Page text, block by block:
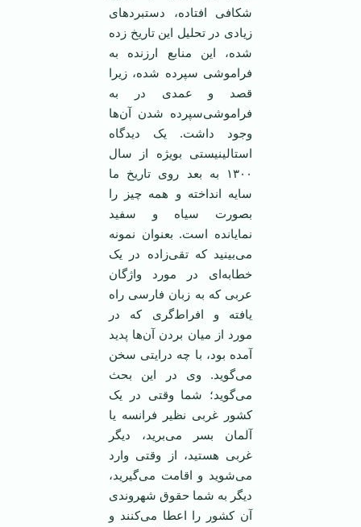
شکافی‌ افتاده‌، دستبردهای‌
زیادی ‌در تحلیل‌ این‌ تاریخ‌ زده‌
شده‌، این‌ منابع‌ ارزنده‌ به‌
فراموشی‌ سپرده‌ شده، زیرا
قصد و عمدی در به‌
فراموشی‌سپرده‌ شدن‌ آن‌ها
وجود داشت‌. یک‌ دیدگاه‌
استالینیستی‌ بویژه‌ از سال‌
۱۳۰۰ به‌ بعد روی‌ تاریخ‌ ما
سایه‌ انداخته‌ و همه‌ چیز را
بصورت‌ سیاه‌ و سفید
نمایانده‌ است‌. بعنوان‌ نمونه‌
می‌بینید که‌ تقی‌زاده‌ در یک‌
خطا‌به‌ای‌ در مورد واژگان‌
عربی‌ که‌ به‌ زبان‌ فارسی‌ راه‌
یافته‌ و افراط‌گری که‌ در
مورد از میان‌ بردن‌ آن‌ها پدید
آمده‌ بود، با چه‌ درایتی‌ سخن‌
می‌گوید. وی‌ در این‌ بحث‌
می‌گوید؛ شما وقتی‌ در یک‌
کشور غربی‌ نظیر فرانسه‌ یا
آلمان‌ بسر می‌برید، دیگر
غربی‌ هستید، از وقتی‌ وارد
می‌شوید و اقامت‌ می‌گیرید،
دیگر به‌ شما حقوق‌ شهروندی‌
آن‌ کشور را اعطا می‌کنند و